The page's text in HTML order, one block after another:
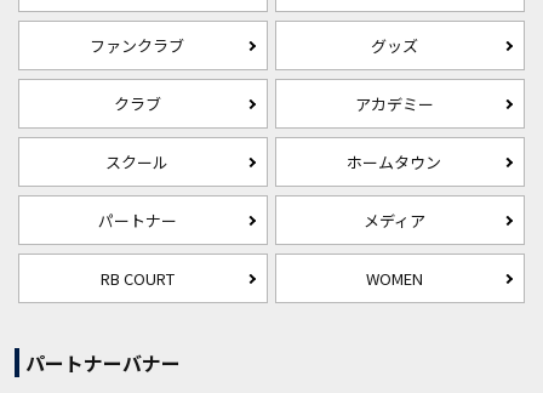
ファンクラブ グッズ
クラブ アカデミー
スクール ホームタウン
パートナー メディア
RB COURT WOMEN
パートナーバナー